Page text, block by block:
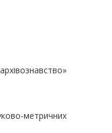
метричних